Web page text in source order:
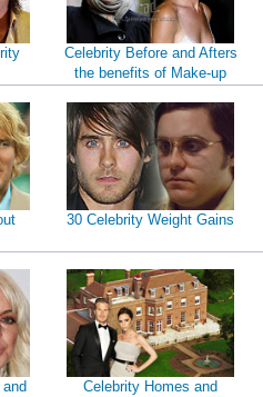
Celebrity Before and Afters
the benefits of Make-up
30 Celebrity Weight Gains
Celebrity Homes and